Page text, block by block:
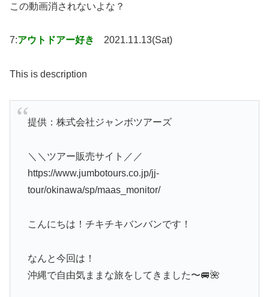
この動画消されないよな？
7:アウトドアー好き 2021.11.13(Sat)
This is description
提供：株式会社ジャンボツアーズ
＼＼ツアー販売サイト／／
https://www.jumbotours.co.jp/jj-
tour/okinawa/sp/maas_monitor/
こんにちは！チキチキバンバンです！
なんと今回は！
沖縄で自由気ままな旅をしてきました〜🚐🌺